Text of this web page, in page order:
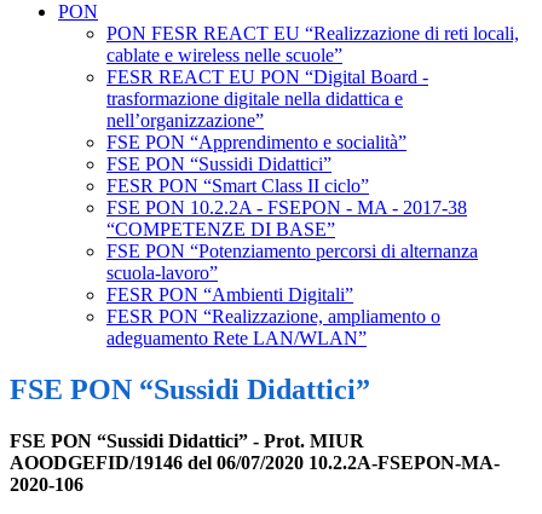
PON
PON FESR REACT EU “Realizzazione di reti locali,
cablate e wireless nelle scuole”
FESR REACT EU PON “Digital Board -
trasformazione digitale nella didattica e
nell’organizzazione”
FSE PON “Apprendimento e socialità”
FSE PON “Sussidi Didattici”
FESR PON “Smart Class II ciclo”
FSE PON 10.2.2A - FSEPON - MA - 2017-38
“COMPETENZE DI BASE”
FSE PON “Potenziamento percorsi di alternanza
scuola-lavoro”
FESR PON “Ambienti Digitali”
FESR PON “Realizzazione, ampliamento o
adeguamento Rete LAN/WLAN”
FSE PON “Sussidi Didattici”
FSE PON “Sussidi Didattici” - Prot. MIUR
AOODGEFID/19146 del 06/07/2020 10.2.2A-FSEPON-MA-
2020-106